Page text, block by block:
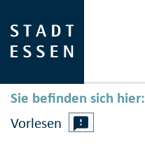
Sie befinden sich hier:
Vorlesen